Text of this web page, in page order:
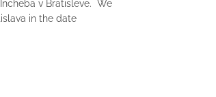
v Bratisleve. We
in the date